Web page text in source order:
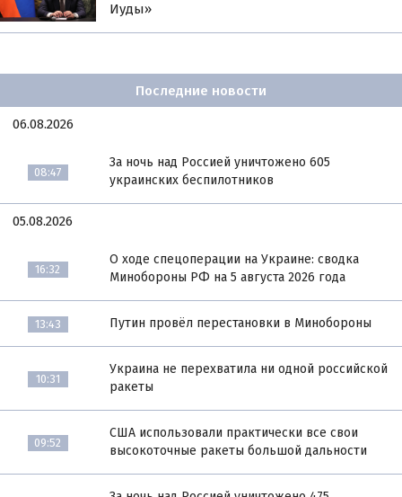
Иуды»
Последние новости
06.08.2026
08:47
За ночь над Россией уничтожено 605
украинских беспилотников
05.08.2026
16:32
О ходе спецоперации на Украине: сводка
Минобороны РФ на 5 августа 2026 года
13:43 Путин провёл перестановки в Минобороны
10:31
Украина не перехватила ни одной российской
ракеты
09:52
США использовали практически все свои
высокоточные ракеты большой дальности